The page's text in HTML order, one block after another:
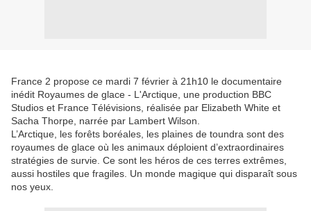
France 2 propose ce mardi 7 février à 21h10 le documentaire
inédit Royaumes de glace - L'Arctique, une production BBC
Studios et France Télévisions, réalisée par Elizabeth White et
Sacha Thorpe, narrée par Lambert Wilson.
L’Arctique, les forêts boréales, les plaines de toundra sont des
royaumes de glace où les animaux déploient d’extraordinaires
stratégies de survie. Ce sont les héros de ces terres extrêmes,
aussi hostiles que fragiles. Un monde magique qui disparaît sous
nos yeux.